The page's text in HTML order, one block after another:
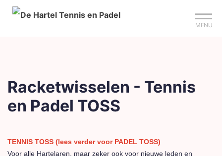
MENU
Racketwisselen - Tennis
en Padel TOSS
TENNIS TOSS (lees verder voor PADEL TOSS)
Voor alle Hartelaren, maar zeker ook voor nieuwe leden en